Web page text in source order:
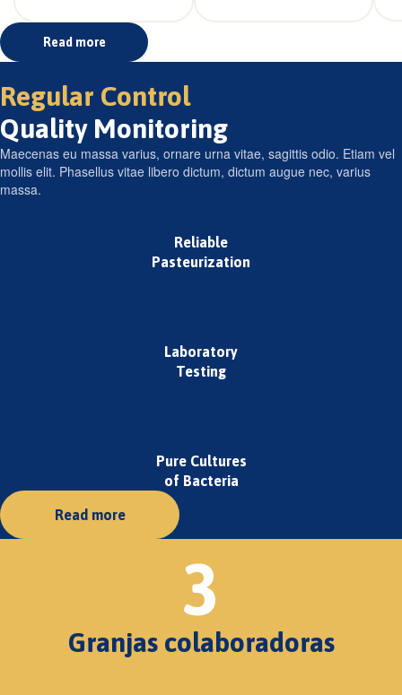
Read more
Regular Control
Quality Monitoring
Maecenas eu massa varius, ornare urna vitae, sagittis odio. Etiam vel
mollis elit. Phasellus vitae libero dictum, dictum augue nec, varius
massa.
Reliable
Pasteurization
Laboratory
Testing
Pure Cultures
of Bacteria
Read more
3
Granjas colaboradoras